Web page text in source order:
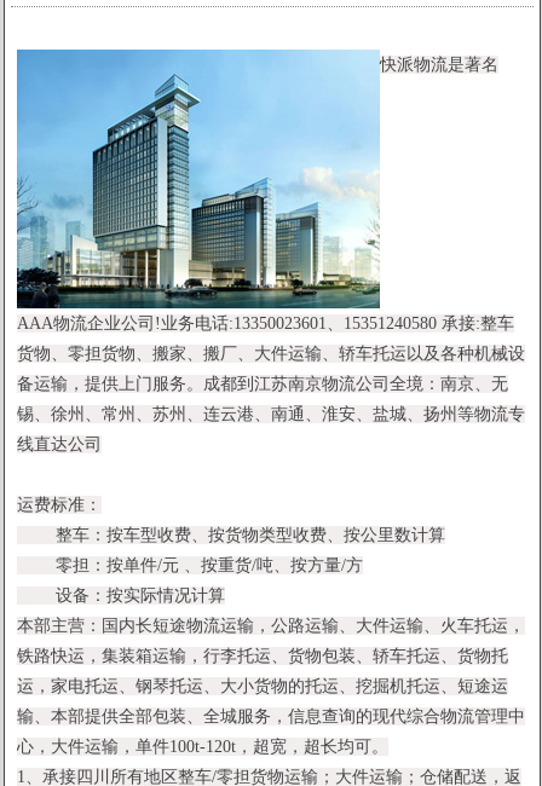
1
快派物流是著名
AAA物流企业公司!业务电话:13350023601、15351240580 承接:整车
货物、零担货物、搬家、搬厂、大件运输、轿车托运以及各种机械设
备运输，提供上门服务。成都到江苏南京物流公司全境：南京、无
锡、徐州、常州、苏州、连云港、南通、淮安、盐城、扬州等物流专
线直达公司
运费标准：
整车：按车型收费、按货物类型收费、按公里数计算
零担：按单件/元 、按重货/吨、按方量/方
设备：按实际情况计算
本部主营：国内长短途物流运输，公路运输、大件运输、火车托运，
铁路快运，集装箱运输，行李托运、货物包装、轿车托运、货物托
运，家电托运、钢琴托运、大小货物的托运、挖掘机托运、短途运
输、本部提供全部包装、全城服务，信息查询的现代综合物流管理中
心，大件运输，单件100t-120t，超宽，超长均可。
1、承接四川所有地区整车/零担货物运输；大件运输；仓储配送，返